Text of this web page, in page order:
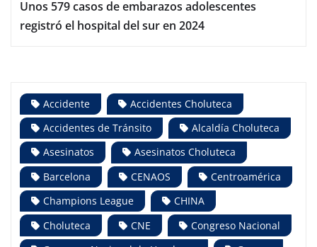
Unos 579 casos de embarazos adolescentes
registró el hospital del sur en 2024
Accidente
Accidentes Choluteca
Accidentes de Tránsito
Alcaldía Choluteca
Asesinatos
Asesinatos Choluteca
Barcelona
CENAOS
Centroamérica
Champions League
CHINA
Choluteca
CNE
Congreso Nacional